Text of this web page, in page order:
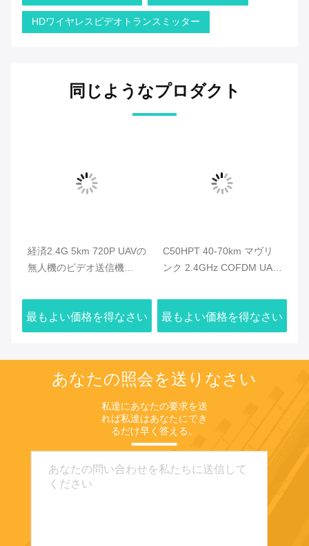
HDワイヤレスビデオトランスミッター
同じようなプロダクト
経済2.4G 5km 720P UAVの
無人機のビデオ送信機
パートのデータ・リンク
最もよい価格を得なさい
C50HPT 40-70km マヴリ
ンク 2.4GHz COFDM UAV
長距離 UP/Downlink
最もよい価格を得なさい
あなたの照会を送りなさい
私達にあなたの要求を送
れば私達はあなたにでき
るだけ早く答える。